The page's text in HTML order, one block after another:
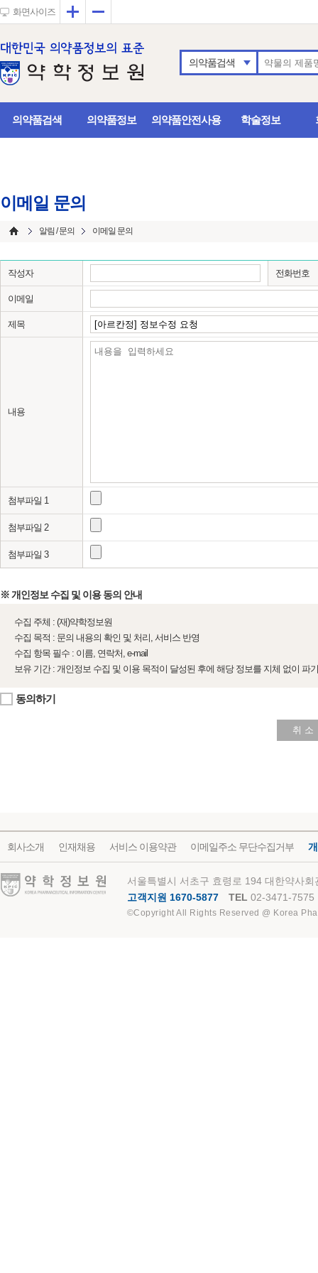
화면사이즈 확대
의약품검색
의약품검색 의약품정보 의약품안전사용 학술정보
이메일 문의
알림 / 문의 이메일 문의
작성자 전화번호
이메일
제목
내용
첨부파일 1
첨부파일 2
첨부파일 3
※ 개인정보 수집 및 이용 동의 안내
수집 주체 : (재)약학정보원
수집 목적 : 문의 내용의 확인 및 처리, 서비스 반영
수집 항목 필수 : 이름, 연락처, e-mail
보유 기간 : 개인정보 수집 및 이용 목적이 달성된 후에 해당 정보를 지체 없이 파
동의하기
취 소
회사소개 인재채용 서비스 이용약관 이메일주소 무단수집거부
약학정보원
서울특별시 서초구 효령로 194 대한약사
고객지원 1670-5877
TEL 02-3471-7575
©Copyright All Rights Reserved @ Korea